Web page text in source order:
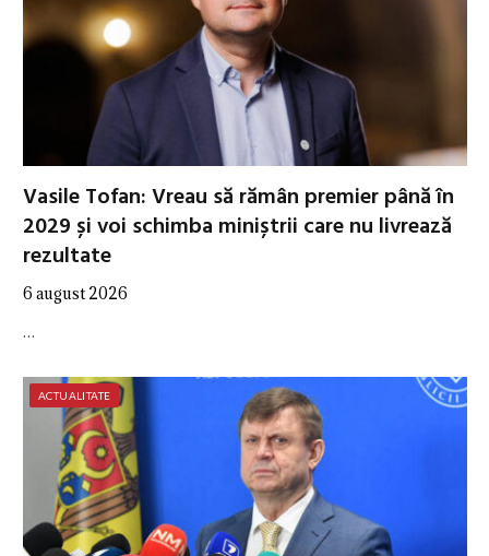
Vasile Tofan: Vreau să rămân premier până în
2029 și voi schimba miniștrii care nu livrează
rezultate
6 august 2026
…
ACTUALITATE